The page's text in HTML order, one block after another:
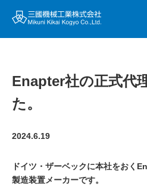
Enapter社の正式代
た。
2024.6.19
ドイツ・ザーベックに本社をおく
製造装置メーカーです。